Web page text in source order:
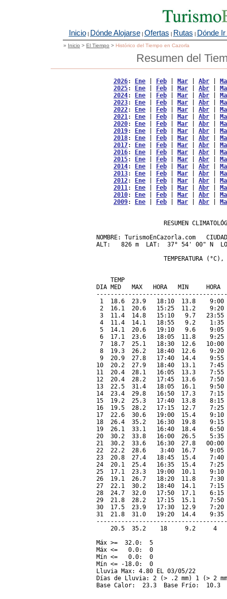
Inicio| Dónde Alojarse| Ofertas | Rutas | Dónde
» Inicio > El Tiempo > Histórico del Tiempo en Cazorla
Resumen del
2026: Ene Feb Mar Abr
2025: Ene Feb Mar Abr
2024: Ene Feb Mar Abr
2023: Ene Feb Mar Abr
2022: Ene Feb Mar Abr
2021: Ene Feb Mar Abr
2020: Ene Feb Mar Abr
2019: Ene Feb Mar Abr
2018: Ene Feb Mar Abr
2017: Ene Feb Mar Abr
2016: Ene Feb Mar Abr
2015: Ene Feb Mar Abr
2014: Ene Feb Mar Abr
2013: Ene Feb Mar Abr
2012: Ene Feb Mar Abr
2011: Ene Feb Mar Abr
2010: Ene Feb Mar Abr
2009: Ene Feb Mar Abr
RESUMEN
NOMBRE: TurismoEnCazorla.com
ALT:   826 m  LAT:  37° 54' 00" N
TEMPERATURA
TEMP
DIA MED   MAX   HORA   MIN
1  18.6  23.9   18:10  13.8
2  16.1  20.6   15:25  11.2
3  11.4  14.8   15:10   9.7
4  11.4  14.1   18:55   9.2
5  14.1  20.6   19:10   9.6
6  17.1  23.6   18:05  11.8
7  18.7  25.1   18:30  12.6
8  19.3  26.2   18:40  12.6
9  20.9  27.8   17:40  14.4
10  20.2  27.9   18:40  13.1
11  20.4  28.1   16:05  13.3
12  20.4  28.2   17:45  13.6
13  22.5  31.4   18:05  16.1
14  23.4  29.8   16:50  17.3
15  19.2  25.3   17:40  13.8
16  19.5  28.2   17:15  12.7
17  22.6  30.6   19:00  15.4
18  26.4  35.2   16:30  19.8
19  26.1  33.1   16:40  18.4
20  30.2  33.8   16:00  26.5
21  30.2  33.6   16:30  27.8
22  22.2  28.6    3:40  16.7
23  20.8  27.4   18:45  15.4
24  20.1  25.4   16:35  15.4
25  17.1  23.3   19:00  10.1
26  19.1  26.7   18:20  11.8
27  22.1  30.2   18:40  14.1
28  24.7  32.0   17:50  17.1
29  21.8  28.2   17:15  15.1
30  17.5  23.9   17:30  12.9
31  21.8  31.0   19:20  14.4
20.5  35.2    18     9.2     4
Máx >=  32.0:  5
Máx <=   0.0:  0
Mín <=   0.0:  0
Mín <= -18.0:  0
Lluvia Max: 4.80 EL 03/05/22
Días de Lluvia: 2 (> .2 mm) 1 (> 2